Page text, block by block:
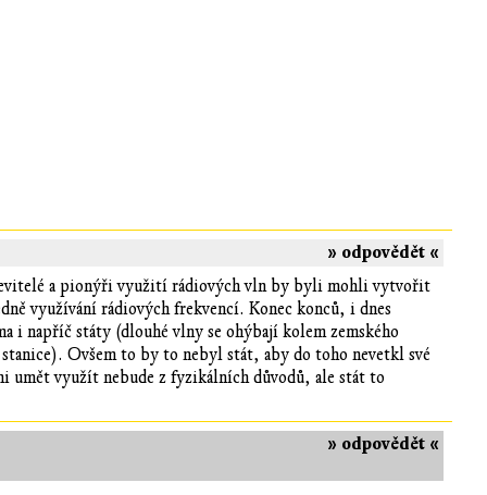
» odpovědět «
a pionýři využití rádiových vln by byli mohli vytvořit
využívání rádiových frekvencí. Konec konců, i dnes
i napříč státy (dlouhé vlny se ohýbají kolem zemského
Ovšem to by to nebyl stát, aby do toho nevetkl své
umět využít nebude z fyzikálních důvodů, ale stát to
» odpovědět «